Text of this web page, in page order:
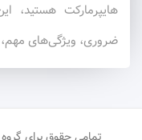
هایپرمارکت هستید،
ضروری، ویژگی‌های